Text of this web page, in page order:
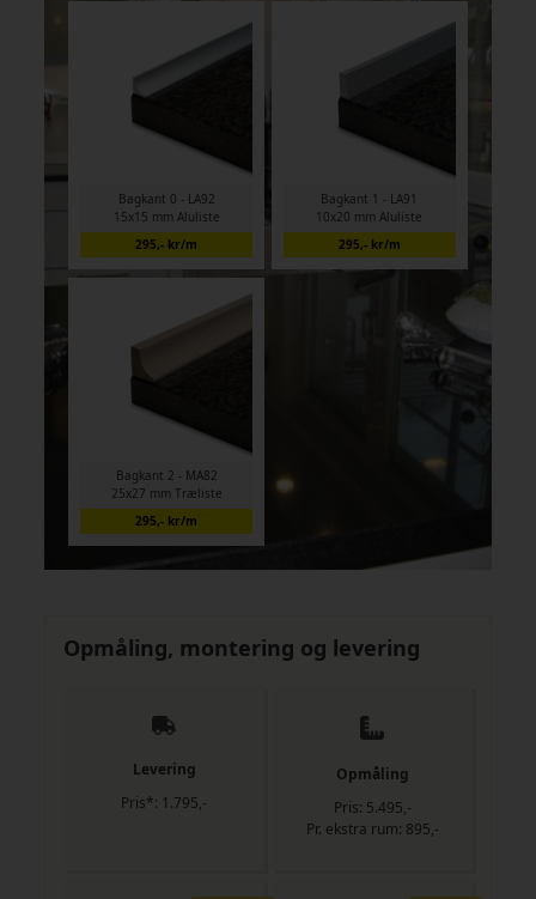
Bagkant 0 - LA92
15x15 mm Aluliste
295,- kr/m
Bagkant 1 - LA91
10x20 mm Aluliste
295,- kr/m
Bagkant 2 - MA82
25x27 mm Træliste
295,- kr/m
Opmåling, montering og levering
Levering
Pris*: 1.795,-
Opmåling
Pris: 5.495,-
Pr. ekstra rum: 895,-